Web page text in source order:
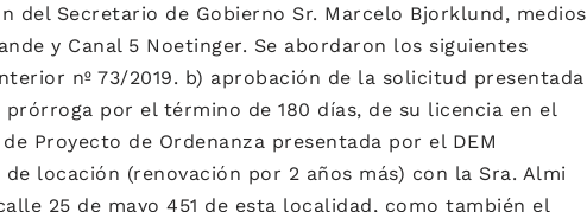
del Secretario de Gobierno Sr. Marcelo Bjorklund, medios
y Canal 5 Noetinger. Se abordaron los siguientes
nº 73/2019. b) aprobación de la solicitud presentada
por el término de 180 días, de su licencia en el
Proyecto de Ordenanza presentada por el DEM
locación (renovación por 2 años más) con la Sra. Almi
25 de mayo 451 de esta localidad, como también el